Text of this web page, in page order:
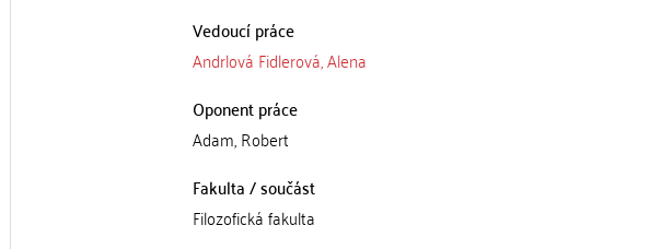
Vedoucí práce
Andrlová Fidlerová, Alena
Oponent práce
Adam, Robert
Fakulta / součást
Filozofická fakulta